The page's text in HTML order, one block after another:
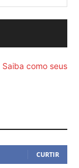
Saiba como seus
CURTIR